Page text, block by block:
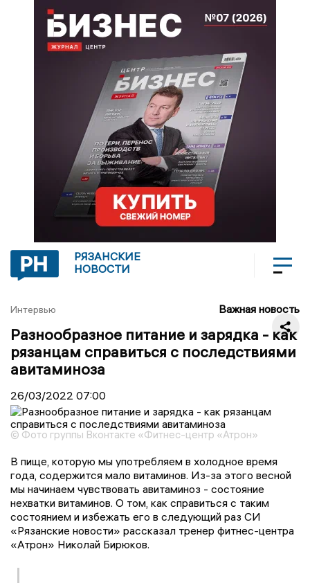
РЯЗАНСКИЕ
НОВОСТИ
Интервью Важная новость
Разнообразное питание и зарядка - как
рязанцам справиться с последствиями
авитаминоза
26/03/2022 07:00
© Фото группы Вконтакте «Фитнес-центр «Атрон»
В пище, которую мы употребляем в холодное время
года, содержится мало витаминов. Из-за этого весной
мы начинаем чувствовать авитаминоз - состояние
нехватки витаминов. О том, как справиться с таким
состоянием и избежать его в следующий раз СИ
«Рязанские новости» рассказал тренер фитнес-центра
«Атрон» Николай Бирюков.